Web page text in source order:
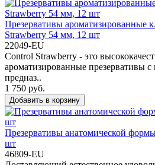
Презервативы ароматизированные
Strawberry 54 мм, 12 шт
22049-EU
Control Strawberry - это
ароматизированные презервативы
предназ..
1 750 руб.
Добавить в корзину
Презервативы анатомической
шт
46809-EU